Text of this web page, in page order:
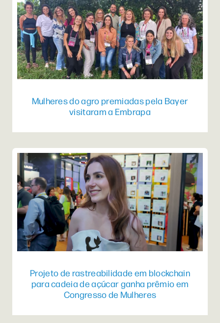
Mulheres do agro premiadas pela Bayer
visitaram a Embrapa
Projeto de rastreabilidade em blockchain
para cadeia de açúcar ganha prêmio em
Congresso de Mulheres